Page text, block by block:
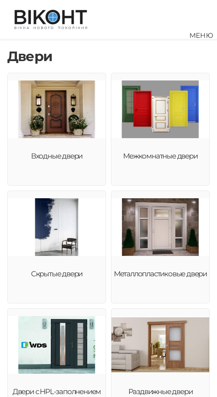
МЕНЮ
Двери
Входные двери Межкомнатные двери
Скрытые двери Металлопластиковые двери
Двери с HPL-заполнением Раздвижные двери